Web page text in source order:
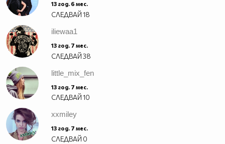
13 год. 6 мес.
СЛЕДВАЙ18
iliewaa1
13 год. 7 мес.
СЛЕДВАЙ38
little_mix_fen
13 год. 7 мес.
СЛЕДВАЙ10
xxmiley
13 год. 7 мес.
СЛЕДВАЙ 0